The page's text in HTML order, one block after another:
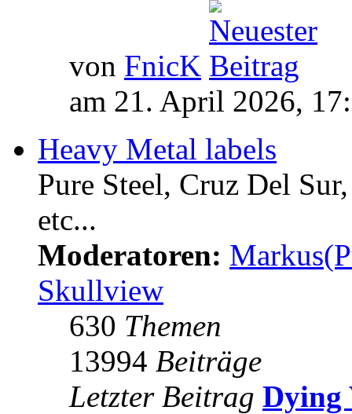
von FnicK
am 21. April 2026,
Heavy Metal labels
Pure Steel, Cruz Del
etc...
Moderatoren:
Skullview
630 Themen
13994 Beiträge
Letzter Beitrag Dying